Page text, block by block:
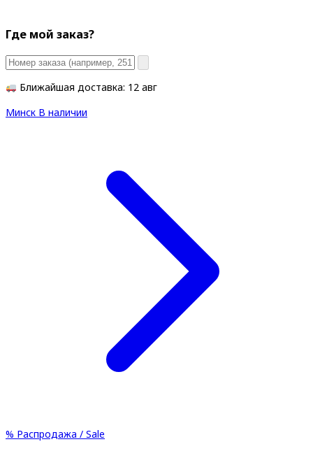
Где мой заказ?
Ближайшая доставка: 12 авг
Минск В наличии
% Распродажа / Sale